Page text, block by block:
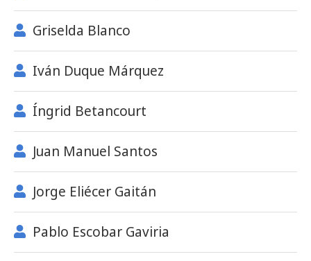
Griselda Blanco
Iván Duque Márquez
Íngrid Betancourt
Juan Manuel Santos
Jorge Eliécer Gaitán
Pablo Escobar Gaviria